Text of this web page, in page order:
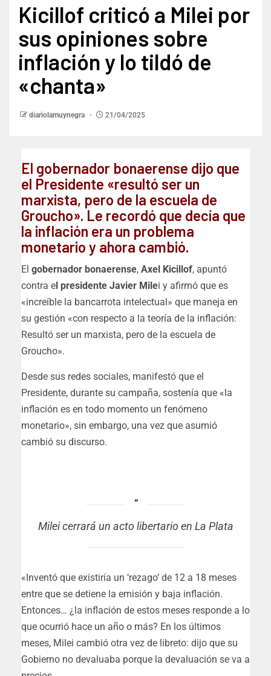
Kicillof criticó a Milei por
sus opiniones sobre
inflación y lo tildó de
«chanta»
diariolamuynegra 21/04/2025
El gobernador bonaerense dijo que
el Presidente «resultó ser un
marxista, pero de la escuela de
Groucho». Le recordó que decía que
la inflación era un problema
monetario y ahora cambió.
El gobernador bonaerense, Axel Kicillof, apuntó
contra el presidente Javier Milei y afirmó que es
«increíble la bancarrota intelectual» que maneja en
su gestión «con respecto a la teoría de la inflación:
Resultó ser un marxista, pero de la escuela de
Groucho».
Desde sus redes sociales, manifestó que el
Presidente, durante su campaña, sostenía que «la
inflación es en todo momento un fenómeno
monetario», sin embargo, una vez que asumió
cambió su discurso.
Milei cerrará un acto libertario en La Plata
«Inventó que existiría un ‘rezago’ de 12 a 18 meses
entre que se detiene la emisión y baja inflación.
Entonces… ¿la inflación de estos meses responde a lo
que ocurrió hace un año o más? En los últimos
meses, Milei cambió otra vez de libreto: dijo que su
Gobierno no devaluaba porque la devaluación se va a